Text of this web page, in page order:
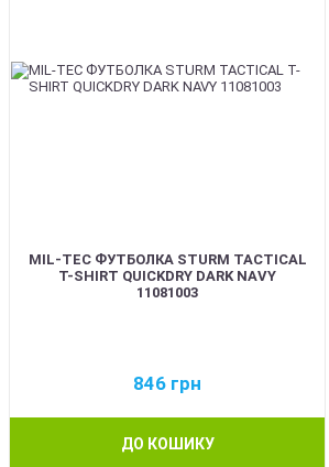
MIL-TEC ФУТБОЛКА STURM TACTICAL
T-SHIRT QUICKDRY DARK NAVY
11081003
846 грн
ДО КОШИКУ